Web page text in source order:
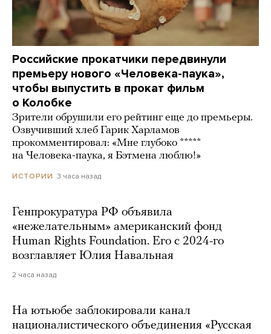
Российские прокатчики передвинули
премьеру нового «Человека-паука»,
чтобы выпустить в прокат фильм
о Колобке
Зрители обрушили его рейтинг еще до премьеры.
Озвучивший хлеб Гарик Харламов
прокомментировал: «Мне глубоко *****
на Человека-паука, я Бэтмена люблю!»
ИСТОРИИ 3 часа назад
Генпрокуратура РФ объявила
«нежелательным» американский фонд
Human Rights Foundation. Его с 2024-го
возглавляет Юлия Навальная
2 часа назад
На ютьюбе заблокировали канал
националистического объединения «Русская